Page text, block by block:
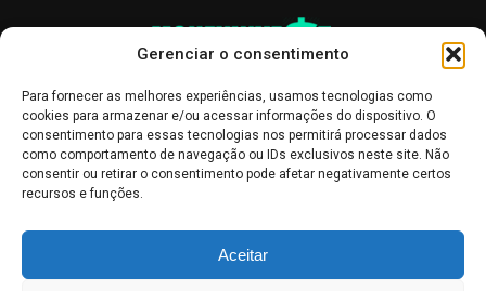
Gerenciar o consentimento
Para fornecer as melhores experiências, usamos tecnologias como
cookies para armazenar e/ou acessar informações do dispositivo. O
consentimento para essas tecnologias nos permitirá processar dados
como comportamento de navegação ou IDs exclusivos neste site. Não
consentir ou retirar o consentimento pode afetar negativamente certos
recursos e funções.
Aceitar
informativo, servindo como boletins de divulgação, e não devem ser
interpretadas como recomendações de investimento.Leia mais